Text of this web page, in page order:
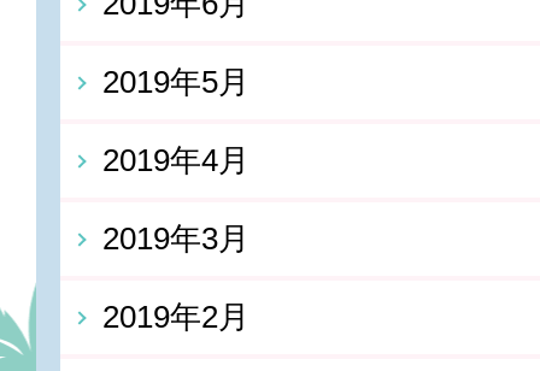
2019年5月
2019年4月
2019年3月
2019年2月